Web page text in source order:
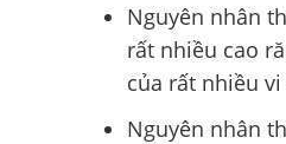
Nguyên nhân
rất nhiều cao
của rất nhiều
Nguyên nhân